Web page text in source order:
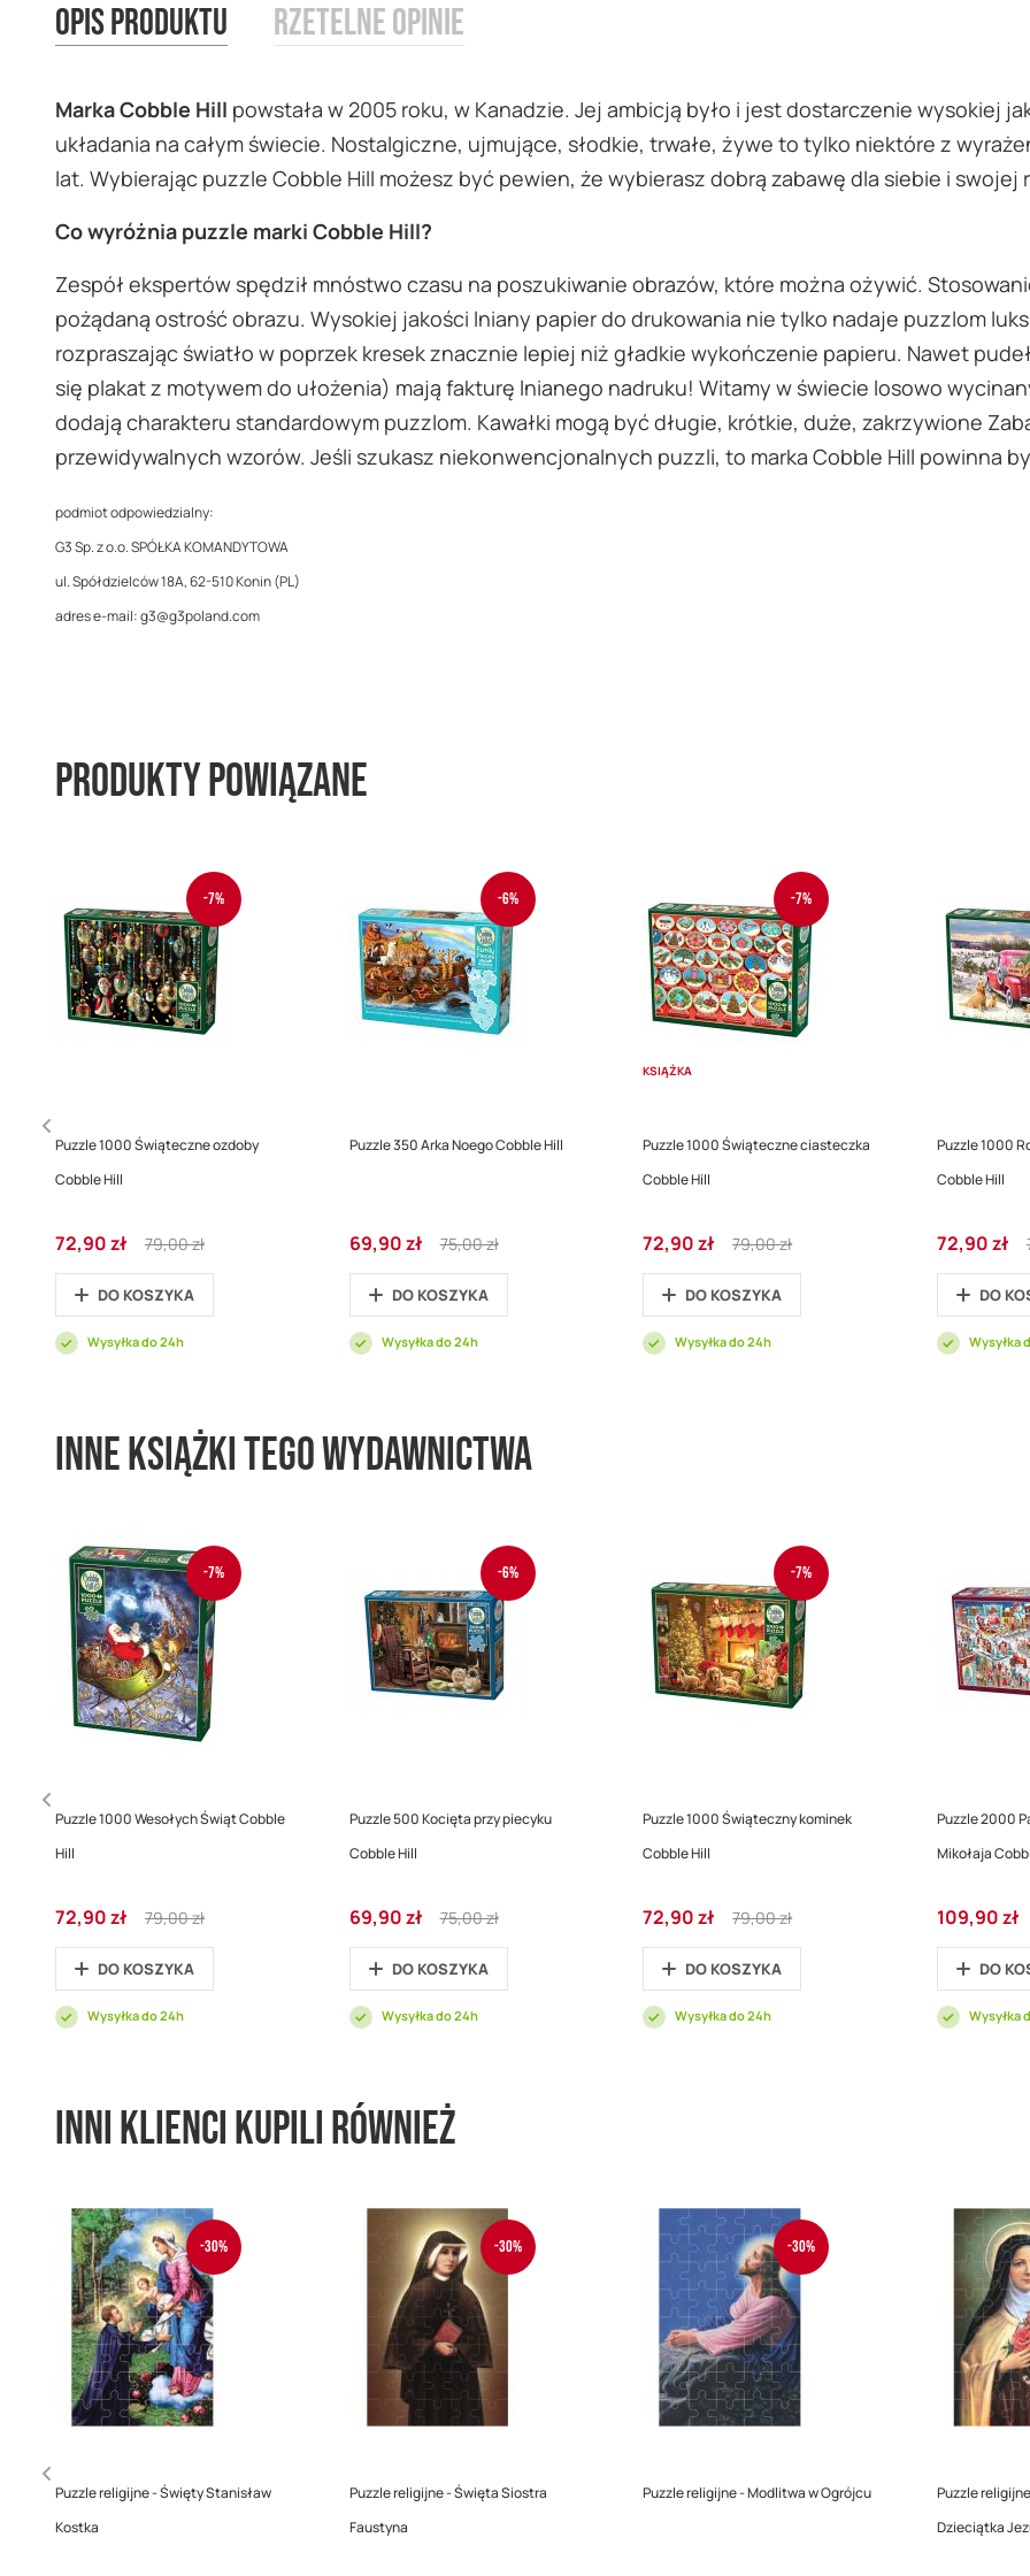
images
Opis produktu
Marka Cobble Hill powstała w 2005 roku, w Kanadzie. Jej ambicją było i jest dostarczenie wysokiej
układania na całym świecie. Nostalgiczne, ujmujące, słodkie, trwałe, żywe to tylko niektóre z
lat. Wybierając puzzle Cobble Hill możesz być pewien, że wybierasz dobrą zabawę dla siebie i swojej
Co wyróżnia puzzle marki Cobble Hill?
Zespół ekspertów spędził mnóstwo czasu na poszukiwanie obrazów, które można ożywić.
pożądaną ostrość obrazu. Wysokiej jakości lniany papier do drukowania nie tylko nadaje puzzlom
rozpraszając światło w poprzek kresek znacznie lepiej niż gładkie wykończenie papieru. Nawet
się plakat z motywem do ułożenia) mają fakturę lnianego nadruku! Witamy w świecie losowo
dodają charakteru standardowym puzzlom. Kawałki mogą być długie, krótkie, duże, zakrzywione
przewidywalnych wzorów. Jeśli szukasz niekonwencjonalnych puzzli, to marka Cobble Hill powinna
podmiot odpowiedzialny:
G3 Sp. z o.o. SPÓŁKA KOMANDYTOWA
ul. Spółdzielców 18A, 62-510 Konin (PL)
adres e-mail: g3@g3poland.com
Rzetelne opinie
Produkty powiązane
-7%
Puzzle 1000 Świąteczne ozdoby
Cobble Hill
Cena
promocyjna
72,90 zł
Regular
Price
79,00 zł
DO KOSZYKA
Wysyłka do 24h
-6%
Puzzle 350 Arka Noego Cobble Hill
Cena
promocyjna
69,90 zł
Regular
Price
75,00 zł
DO KOSZYKA
Wysyłka do 24h
-7%
KSIĄŻKA
Puzzle 1000 Świąteczne ciasteczka
Cobble Hill
Cena
promocyjna
72,90 zł
Regular
Price
79,00 zł
DO KOSZYKA
Wysyłka do 24h
Puzzle 1000
Cobble Hill
Cena
promocyjna
72,90 zł
DO
Wysyłka
Inne książki tego wydawnictwa
-7%
Puzzle 1000 Wesołych Świąt Cobble
Hill
Cena
promocyjna
72,90 zł
Regular
Price
79,00 zł
DO KOSZYKA
Wysyłka do 24h
-6%
Puzzle 500 Kocięta przy piecyku
Cobble Hill
Cena
promocyjna
69,90 zł
Regular
Price
75,00 zł
DO KOSZYKA
Wysyłka do 24h
-7%
Puzzle 1000 Świąteczny kominek
Cobble Hill
Cena
promocyjna
72,90 zł
Regular
Price
79,00 zł
DO KOSZYKA
Wysyłka do 24h
Puzzle 2000
Mikołaja
Cena
promocyjna
109,90 zł
DO
Wysyłka
Inni klienci kupili również
-30%
Puzzle religijne - Święty Stanisław
Kostka
-30%
Puzzle religijne - Święta Siostra
Faustyna
-30%
Puzzle religijne - Modlitwa w Ogrójcu
Puzzle
Dzieciątka